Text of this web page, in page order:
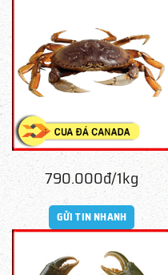
790.000đ/1kg
GỬI TIN NHANH